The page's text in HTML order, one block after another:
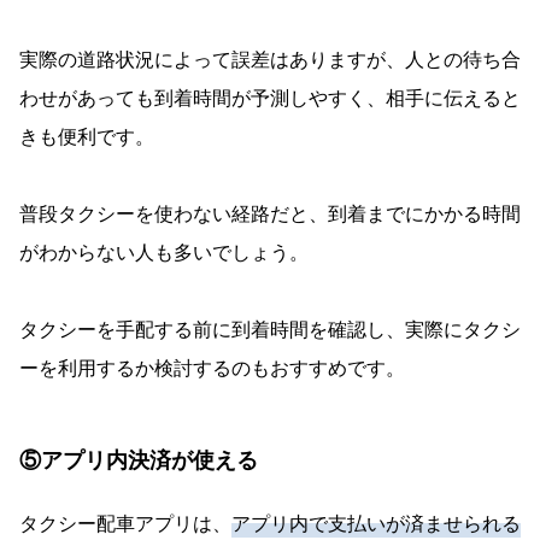
実際の道路状況によって誤差はありますが、人との待ち合
わせがあっても到着時間が予測しやすく、相手に伝えると
きも便利です。
普段タクシーを使わない経路だと、到着までにかかる時間
がわからない人も多いでしょう。
タクシーを手配する前に到着時間を確認し、実際にタクシ
ーを利用するか検討するのもおすすめです。
⑤アプリ内決済が使える
タクシー配車アプリは、 アプリ内で支払いが済ませられる